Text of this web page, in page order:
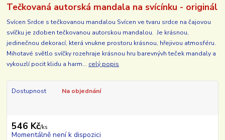
Tečkovaná autorská mandala na svícínku - originál
Svícen Srdce s tečkovanou mandalou Svícen ve tvaru srdce na čajovou
svíčku je zdoben tečkovanou autorskou mandalou. Je krásnou,
jedinečnou dekorací, která vnukne prostoru krásnou, hřejivou atmosféru.
Mihotavé světlo svíčky rozehraje krásnou hru barevnývh teček mandaly a
vykouzlí pocit klidu a harm... celý popis
Dostupnost Na objednání
546 Kč/ks
Momentálně není k dispozici